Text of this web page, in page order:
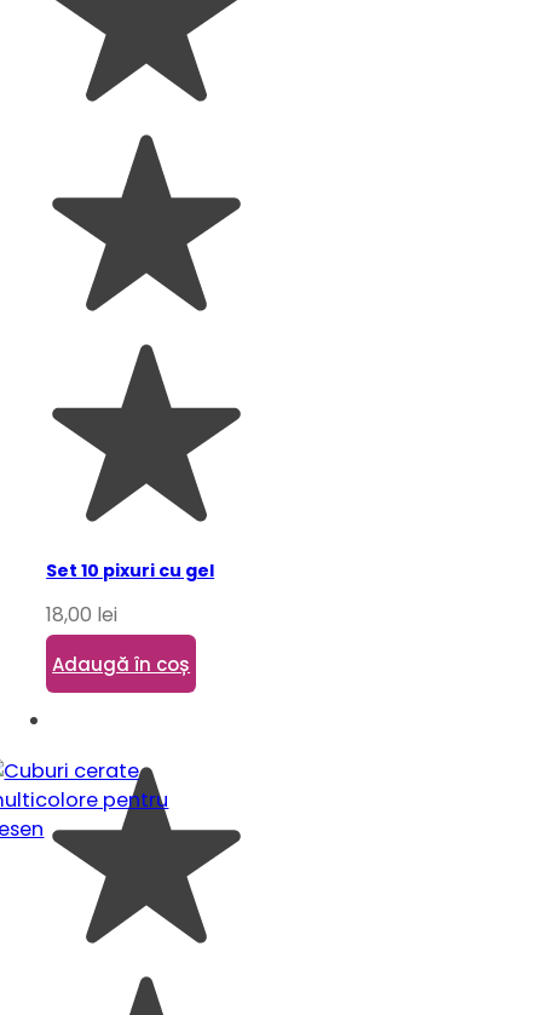
Set 10 pixuri cu gel
18,00 lei
Adaugă în coș